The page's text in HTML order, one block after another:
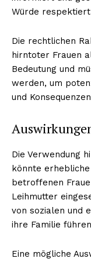
Würde
Die rechtlichen
hirntoter Frauen
Bedeutung und
werden, um
und
Die Verwendung
könnte
betroffenen
Leihmutter
von sozialen und
ihre Familie
Eine mögliche